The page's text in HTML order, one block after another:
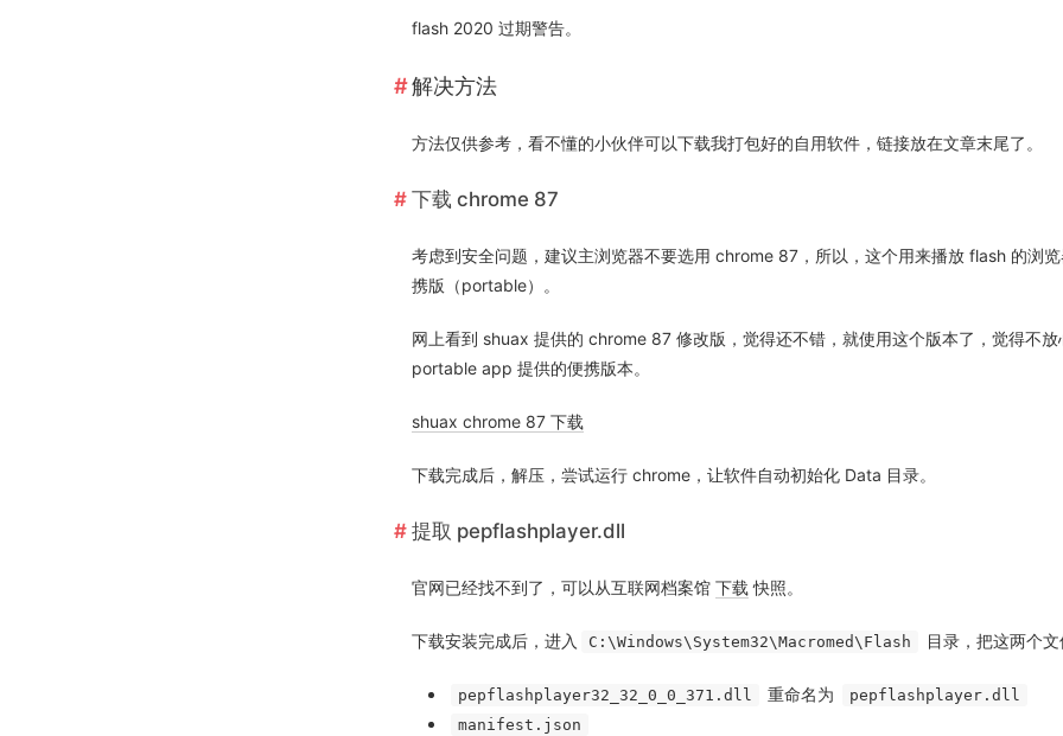
flash 2020 过期警告。
解决方法
方法仅供参考，看不懂的小伙伴可以下载我打包好的自用软件，链接放在文章末尾了。
下载 chrome 87
考虑到安全问题，建议主浏览器不要选用 chrome 87，所以，这个用来播放 flash 的浏
携版（portable）。
网上看到 shuax 提供的 chrome 87 修改版，觉得还不错，就使用这个版本了，觉得不放
portable app 提供的便携版本。
shuax chrome 87 下载
下载完成后，解压，尝试运行 chrome，让软件自动初始化 Data 目录。
提取 pepflashplayer.dll
官网已经找不到了，可以从互联网档案馆 下载 快照。
下载安装完成后，进入 C:\Windows\System32\Macromed\Flash 目录，把这两个文
pepflashplayer32_32_0_0_371.dll 重命名为
pepflashplayer.dll
manifest.json